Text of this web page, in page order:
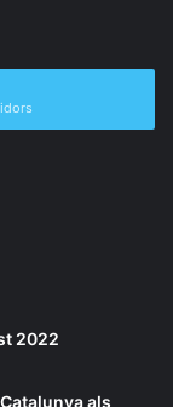
2022
als